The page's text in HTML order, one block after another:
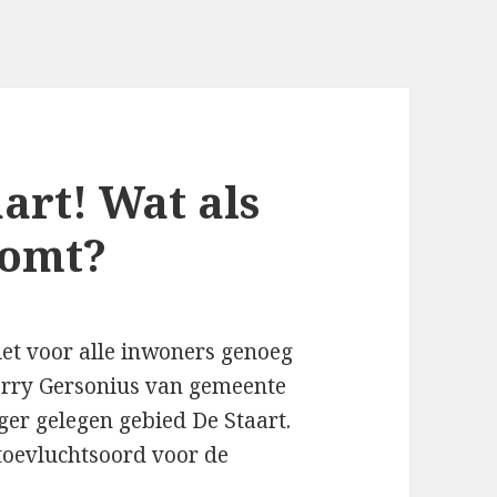
Wat als
voor alle inwoners genoeg
Gersonius van gemeente
gelegen gebied De Staart.
voor de